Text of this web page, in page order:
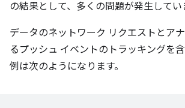
の結果として、多くの問題が発生してい
データのネットワーク リクエストとア
るプッシュ イベントのトラッキングを
例は次のようになります。